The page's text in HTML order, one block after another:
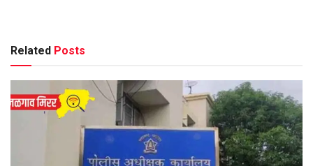
Related Posts